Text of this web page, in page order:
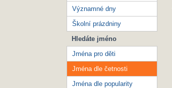
Významné dny
Školní prázdniny
Hledáte jméno
Jména pro děti
Jména dle četnosti
Jména dle popularity